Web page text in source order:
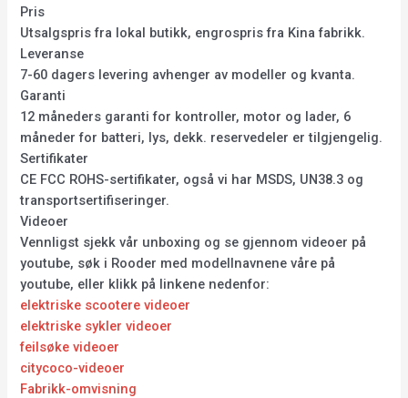
Pris
Utsalgspris fra lokal butikk, engrospris fra Kina fabrikk.
Leveranse
7-60 dagers levering avhenger av modeller og kvanta.
Garanti
12 måneders garanti for kontroller, motor og lader, 6
måneder for batteri, lys, dekk. reservedeler er tilgjengelig.
Sertifikater
CE FCC ROHS-sertifikater, også vi har MSDS, UN38.3 og
transportsertifiseringer.
Videoer
Vennligst sjekk vår unboxing og se gjennom videoer på
youtube, søk i Rooder med modellnavnene våre på
youtube, eller klikk på linkene nedenfor:
elektriske scootere videoer
elektriske sykler videoer
feilsøke videoer
citycoco-videoer
Fabrikk-omvisning